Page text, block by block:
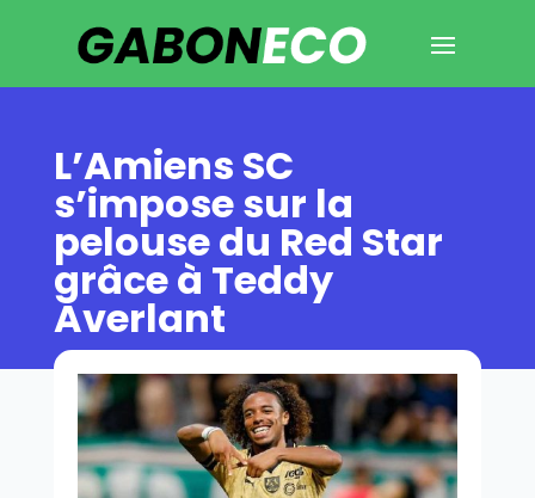
L’Amiens SC
s’impose sur la
pelouse du Red Star
grâce à Teddy
Averlant